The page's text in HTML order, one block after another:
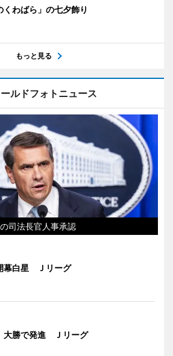
くわばら」の七夕飾り
もっと見る
ルドフォトニュース
司法長官人事承認
幕白星 Ｊリーグ
大勝で発進 Ｊリーグ